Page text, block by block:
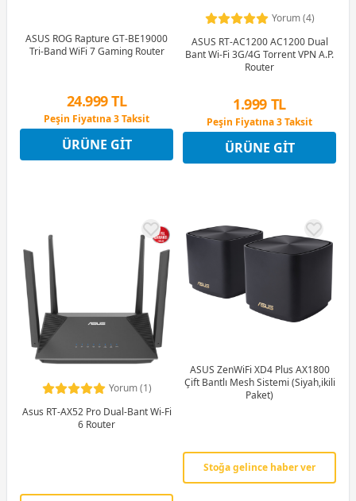
ASUS ROG Rapture GT-BE19000
Tri-Band WiFi 7 Gaming Router
24.999 TL
Peşin Fiyatına 3 Taksit
12 Ay x 2.941 TL taksitle
Peşin Fiyatına 3 Taksit
ÜRÜNE GIT
Yorum (4)
ASUS RT-AC1200 AC1200 Dual
Bant Wi-Fi 3G/4G Torrent VPN A.P.
Router
1.999 TL
Peşin Fiyatına 3 Taksit
12 Ay x 235 TL taksitle
Peşin Fiyatına 3 Taksit
ÜRÜNE GIT
Yorum (1)
Asus RT-AX52 Pro Dual-Bant Wi-Fi
6 Router
ASUS ZenWiFi XD4 Plus AX1800
Çift Bantlı Mesh Sistemi (Siyah,ikili
Paket)
Stoğa gelince haber ver